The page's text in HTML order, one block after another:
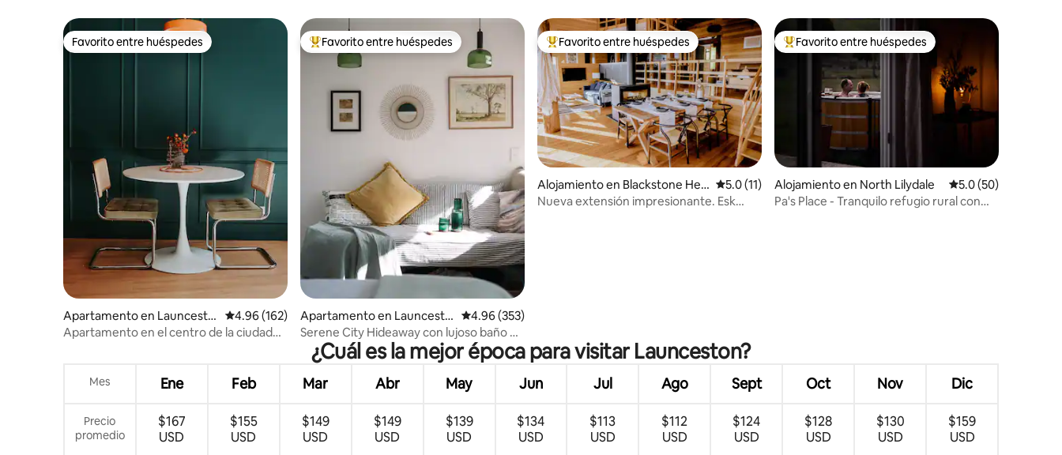
Favorito entre huéspedes
Favorito entre huéspedes
Apartamento en Launcesto
n
Calificación promedio: 4.96 de 5, 162 reseñas
4.96 (162)
Apartamento en el centro de la ciudad
Favorito entre huéspedes preferido
Favorito entre huéspedes
Apartamento en Launcesto
n
Calificación promedio: 4.96 de 5, 353 reseñas
4.96 (353)
Serene City Hideaway con lujoso baño de
spa
Favorito entre huéspedes preferido
Favorito entre huéspedes
Alojamiento en Blackstone Hei
ghts
Calificación promedio: 5.0 de 5, 11 reseñas
5.0 (11)
Nueva extensión impresionante. Esk
Favorito entre huéspedes preferido
Favorito entre huéspedes
Alojamiento en North Lilydale Calificación
5.0 (50)
Pa's Place - Tranquilo refugio rural con
¿Cuál es la mejor época para visitar Launceston?
Mes Ene Feb Mar Abr May Jun Jul Ago Sept Oct Nov Dic
Precio
promedio
$167
USD
$155
USD
$149
USD
$149
USD
$139
USD
$134
USD
$113
USD
$112
USD
$124
USD
$128
USD
$130
USD
$159
USD